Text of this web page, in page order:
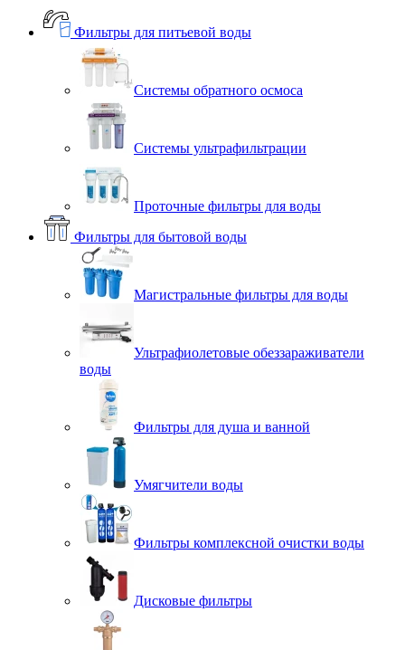
Фильтры для питьевой воды
Системы обратного осмоса
Системы ультрафильтрации
Проточные фильтры для воды
Фильтры для бытовой воды
Магистральные фильтры для воды
Ультрафиолетовые обеззараживатели
воды
Фильтры для душа и ванной
Умягчители воды
Фильтры комплексной очистки воды
Дисковые фильтры